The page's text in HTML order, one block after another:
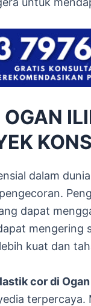
dalam
dapat
mengering
kuat dan
cor di
terpercaya.